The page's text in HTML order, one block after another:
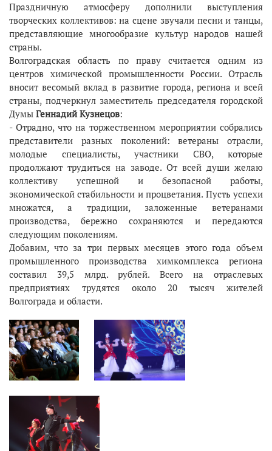
Праздничную атмосферу дополнили выступления
творческих коллективов: на сцене звучали песни и танцы,
представляющие многообразие культур народов нашей
страны.
Волгоградская область по праву считается одним из
центров химической промышленности России. Отрасль
вносит весомый вклад в развитие города, региона и всей
страны, подчеркнул заместитель председателя городской
Думы Геннадий Кузнецов:
- Отрадно, что на торжественном мероприятии собрались
представители разных поколений: ветераны отрасли,
молодые специалисты, участники СВО, которые
продолжают трудиться на заводе. От всей души желаю
коллективу успешной и безопасной работы,
экономической стабильности и процветания. Пусть успехи
множатся, а традиции, заложенные ветеранами
производства, бережно сохраняются и передаются
следующим поколениям.
Добавим, что за три первых месяцев этого года объем
промышленного производства химкомплекса региона
составил 39,5 млрд. рублей. Всего на отраслевых
предприятиях трудятся около 20 тысяч жителей
Волгограда и области.